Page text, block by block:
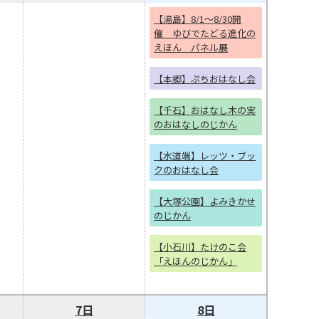
【湯島】8/1～8/30開
催 ゆびでたどる進化の
えほん パネル展
【本郷】ぷちおはなし会
【千石】おはなし木の実
のおはなしのじかん
【水道端】レッツ・ブッ
クのおはなし会
【大塚公園】よみきかせ
のじかん
【小石川】たけのこ会
「えほんのじかん」
7日 8日